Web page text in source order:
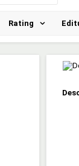
Rating